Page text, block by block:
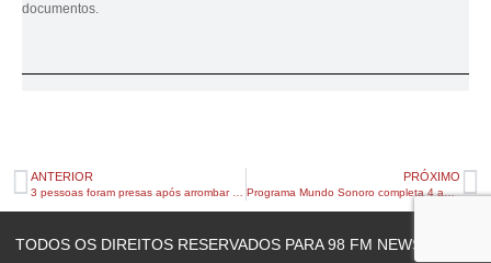
documentos.
ANTERIOR PRÓXIMO
Programa Mundo Sonoro completa 4 anos na 98FM
TODOS OS DIREITOS RESERVADOS PARA 98 FM NEWS © 2023